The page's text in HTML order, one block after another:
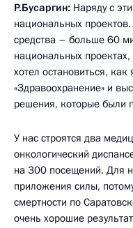
Р.Бусаргин: Наряду с
национальных
средства – больше 60
национальных
хотел остановиться,
«Здравоохранение» и
решения, которые были
У нас строятся два
онкологический
на 300 посещений. Для
приложения силы,
смертности по
очень хорошие